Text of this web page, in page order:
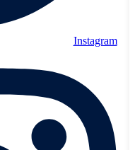
Instagram